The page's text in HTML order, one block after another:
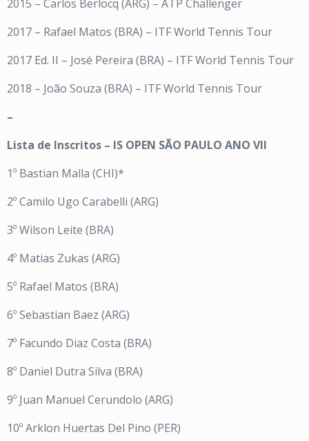
2015 – Carlos Berlocq (ARG) – ATP Challenger
2017 – Rafael Matos (BRA) – ITF World Tennis Tour
2017 Ed. II – José Pereira (BRA) – ITF World Tennis Tour
2018 – João Souza (BRA) – ITF World Tennis Tour
–
Lista de Inscritos – IS OPEN SÃO PAULO ANO VII
1º Bastian Malla (CHI)*
2º Camilo Ugo Carabelli (ARG)
3º Wilson Leite (BRA)
4º Matias Zukas (ARG)
5º Rafael Matos (BRA)
6º Sebastian Baez (ARG)
7º Facundo Diaz Costa (BRA)
8º Daniel Dutra Silva (BRA)
9º Juan Manuel Cerundolo (ARG)
10º Arklon Huertas Del Pino (PER)